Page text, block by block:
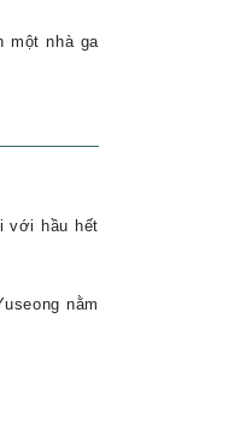
một nhà ga
với hầu hết
nằm